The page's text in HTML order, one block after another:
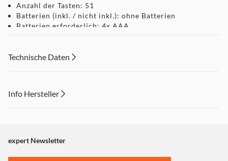
Anzahl der Tasten: 51
Batterien (inkl. / nicht inkl.): ohne Batterien
Batterien erforderlich: 4x AAA
Spielekonsolen :
Media Player (IR), HTPC (IR), Apple TV, Amazon Fire
Technische Daten
Info Hersteller
"Marketing".
Einstellungen anpassen
expert Newsletter